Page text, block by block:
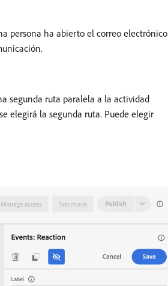
persona ha abierto el correo electrónico
segunda ruta paralela a la actividad
elegirá la segunda ruta. Puede elegir